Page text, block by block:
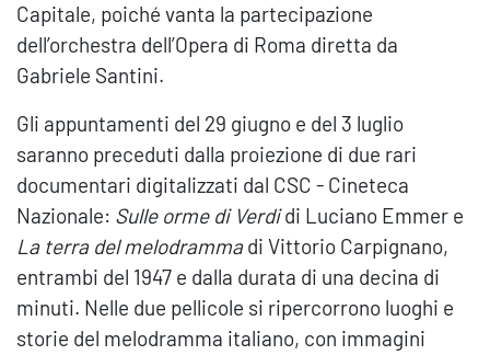
Capitale, poiché vanta la partecipazione
dell’orchestra dell’Opera di Roma diretta da
Gabriele Santini.
Gli appuntamenti del 29 giugno e del 3 luglio
saranno preceduti dalla proiezione di due rari
documentari digitalizzati dal CSC - Cineteca
Nazionale: Sulle orme di Verdidi Luciano Emmer e
La terra del melodrammadi Vittorio Carpignano,
entrambi del 1947 e dalla durata di una decina di
minuti. Nelle due pellicole si ripercorrono luoghi e
storie del melodramma italiano, con immagini